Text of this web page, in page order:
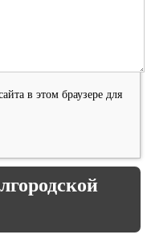
в этом браузере для